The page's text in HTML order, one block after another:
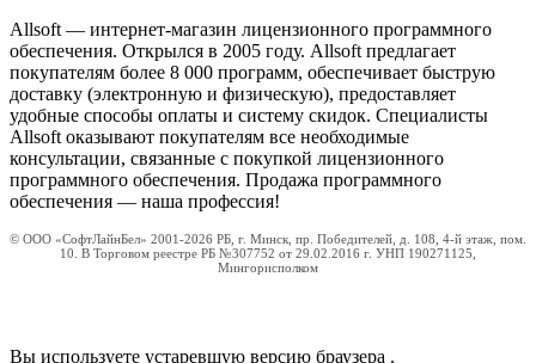
Allsoft — интернет-магазин лицензионного программного
обеспечения. Открылся в 2005 году. Allsoft предлагает
покупателям более 8 000 программ, обеспечивает быструю
доставку (электронную и физическую), предоставляет
удобные способы оплаты и систему скидок. Специалисты
Allsoft оказывают покупателям все необходимые
консультации, связанные с покупкой лицензионного
программного обеспечения. Продажа программного
обеспечения — наша профессия!
© ООО «СофтЛайнБел» 2001-2026 РБ, г. Минск, пр. Победителей, д. 108, 4-й этаж, пом.
10. В Торговом реестре РБ №307752 от 29.02.2016 г. УНП 190271125,
Мингорисполком
Вы используете устаревшую версию браузера .